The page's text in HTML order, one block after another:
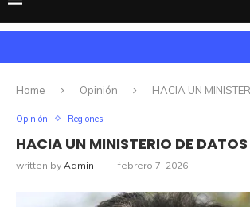
Home Opinión HACIA UN
Opinión Regiones
HACIA UN MINISTERIO DE DATOS
written by Admin febrero 7, 2026